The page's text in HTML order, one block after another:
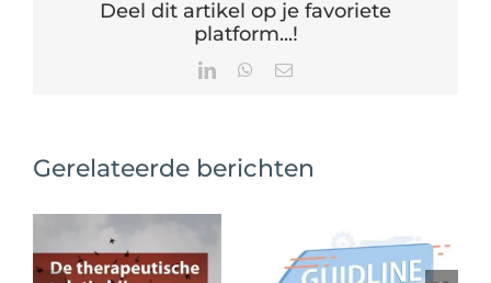
Deel dit artikel op je favoriete
platform...!
LinkedInWhatsApp
E-
Gerelateerde berichten